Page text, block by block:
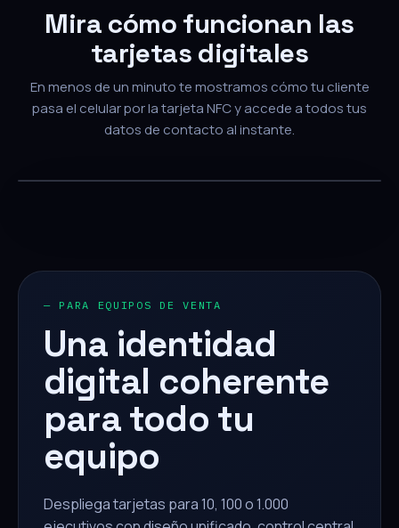
Mira cómo funcionan las
tarjetas digitales
En menos de un minuto te mostramos cómo tu cliente
pasa el celular por la tarjeta NFC y accede a todos tus
datos de contacto al instante.
— PARA EQUIPOS DE VENTA
Una identidad
digital coherente
para todo tu
equipo
Despliega tarjetas para 10, 100 o 1.000